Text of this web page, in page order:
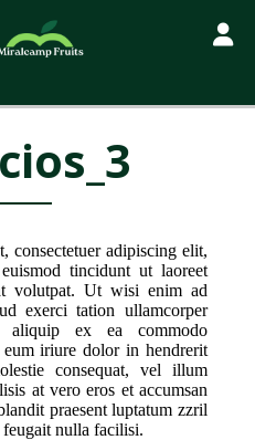
consectetuer adipiscing elit,
tincidunt ut laoreet
volutpat. Ut wisi enim ad
exerci tation ullamcorper
ex ea commodo
iriure dolor in hendrerit
consequat, vel illum
at vero eros et accumsan
praesent luptatum zzril
nulla facilisi.